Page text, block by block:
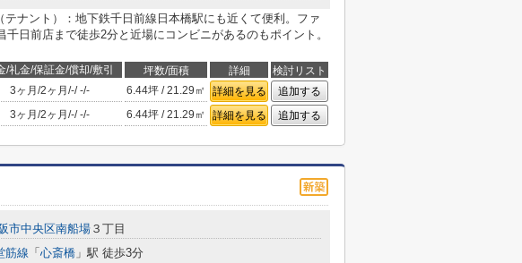
テナント）：地下鉄千日前線日本橋駅にも近くて便利。ファ
千日前店まで徒歩2分と近場にコンビニがあるのもポイント。
/礼金/保証金/償却/敷引 坪数/面積 詳細
検討リスト
3ヶ月 /2ヶ月 /-/-/- 6.44坪 / 21.29㎡ 詳細を見る
追加する
3ヶ月 /2ヶ月 /-/-/- 6.44坪 / 21.29㎡ 詳細を見る 追加する
市中央区南船場 ３丁目
筋線 「 心斎橋 」駅 徒歩3分